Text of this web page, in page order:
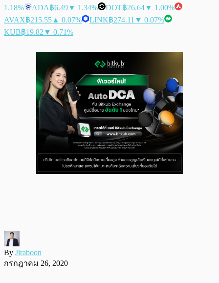
1.18%
ADA฿6.49▼ 1.34% DOT฿26.64▼ 1.00%
AVAX฿215.55 ▲ 0.07% LINK฿274.11 ▼ 0.07%
KUB฿19.82 ▼ 0.71%
By Jiraboon
กรกฎาคม 26, 2020